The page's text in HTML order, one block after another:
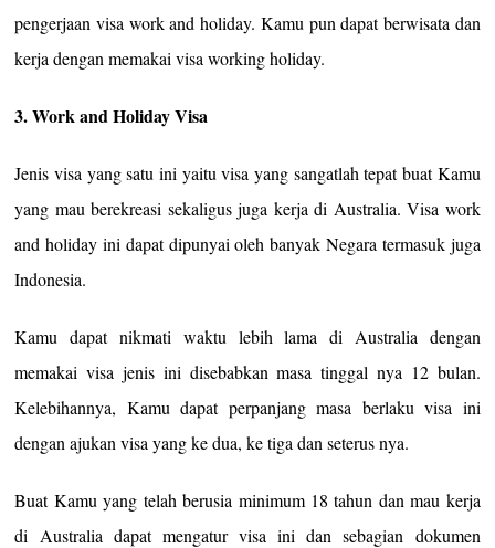
pengerjaan visa work and holiday. Kamu pun dapat berwisata dan
kerja dengan memakai visa working holiday.
3. Work and Holiday Visa
Jenis visa yang satu ini yaitu visa yang sangatlah tepat buat Kamu
yang mau berekreasi sekaligus juga kerja di Australia. Visa work
and holiday ini dapat dipunyai oleh banyak Negara termasuk juga
Indonesia.
Kamu dapat nikmati waktu lebih lama di Australia dengan
memakai visa jenis ini disebabkan masa tinggal nya 12 bulan.
Kelebihannya, Kamu dapat perpanjang masa berlaku visa ini
dengan ajukan visa yang ke dua, ke tiga dan seterus nya.
Buat Kamu yang telah berusia minimum 18 tahun dan mau kerja
di Australia dapat mengatur visa ini dan sebagian dokumen